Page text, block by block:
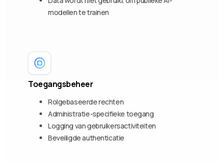
modellen te trainen
Toegangsbeheer
Rolgebaseerde rechten
Administratie-specifieke toegang
Logging van gebruikersactiviteiten
Beveiligde authenticatie